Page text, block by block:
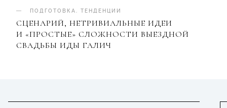
ПОДГОТОВКА ТЕНДЕНЦИИ
СЦЕНАРИЙ, НЕТРИВИАЛЬНЫЕ ИДЕИ
И «ПРОСТЫЕ» СЛОЖНОСТИ ВЫЕЗДНОЙ
СВАДЬБЫ ИДЫ ГАЛИЧ